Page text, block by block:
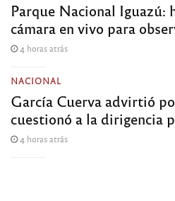
Parque Nacional Iguazú:
cámara en vivo para
4 horas atrás
NACIONAL
García Cuerva advirtió
cuestionó a la dirigencia
4 horas atrás